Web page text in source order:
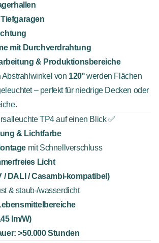
mit Durchverdrahtung
& Produktionsbereiche
Abstrahlwinkel von 120°werden Flächen
– perfekt für niedrige Decken oder
TP4 auf einen Blick ✅
& Lichtfarbe
mit Schnellverschluss
Licht
/ DALI / Casambi-kompatibel)
& staub-/wasserdicht
lm/W)
>50.000 Stunden